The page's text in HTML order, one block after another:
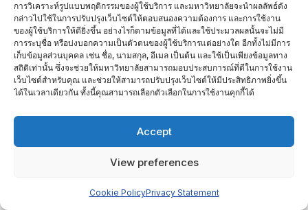
การวิเคราะห์รูปแบบพฤติกรรมของผู้ใช้บริการ และมหาวิทยาลัยจะนำผลลัพธ์ดัง
กล่าวไปใช้ในการปรับปรุงเว็บไซต์ให้ตอบสนองความต้องการ และการใช้งาน
ของผู้ใช้บริการให้ดียิ่งขึ้น อย่างไรก็ตามข้อมูลที่ได้และใช้ประมวลผลนั้นจะไม่มี
การระบุชื่อ หรือบ่งบอกความเป็นตัวตนของผู้ใช้บริการแต่อย่างใด อีกทั้งไม่มีการ
เก็บข้อมูลส่วนบุคคล เช่น ชื่อ, นามสกุล, อีเมล เป็นต้น และใช้เป็นเพียงข้อมูลทาง
สถิติเท่านั้น ซึ่งจะช่วยให้มหาวิทยาลัยสามารถมอบประสบการณ์ที่ดีในการใช้งาน
เว็บไซต์สำหรับคุณ และช่วยให้สามารถปรับปรุงเว็บไซต์ให้มีประสิทธิภาพยิ่งขึ้น
ได้ในเวลาเดียวกัน ทั้งนี้คุณสามารถเลือกตัวเลือกในการใช้งานคุกกี้ได้
Accept
View preferences
Cookie PolicyPrivacy Statement
คณะผู้บริหารคณะวิทยาศาสตร์ ที่ผ่านการอบรมด้านพัฒนา
คุณภาพ
คณะผู้บริหารคณะวิทยาศาสตร์ ปี 2558- 2562
ผู้ตรวจประเมิน MUQD
ประกันคุณภาพภายนอก